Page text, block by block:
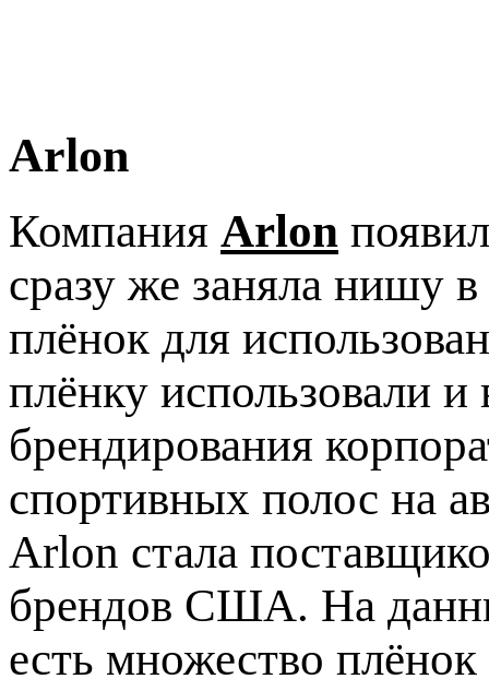
Arlon
Компания Arlon
сразу же заняла нишу
плёнок для
плёнку использовали
брендирования
спортивных полос на
Arlon стала
брендов США. На
есть множество